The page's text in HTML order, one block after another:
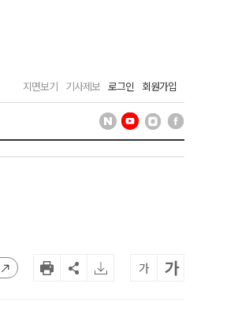
지면보기 기사제보 로그인 회원가입
가 가